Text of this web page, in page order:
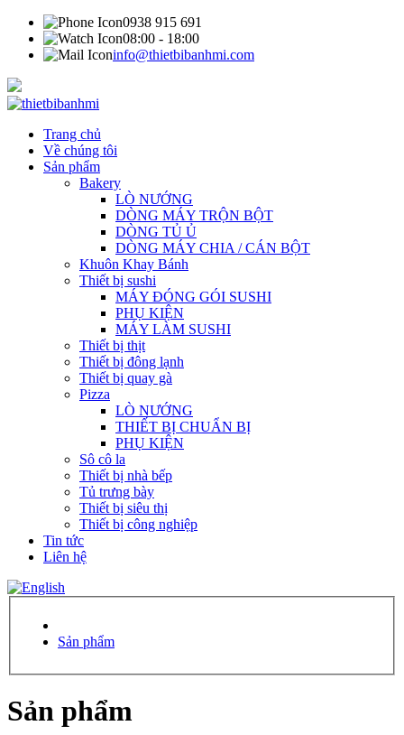
0938 915 691
08:00 - 18:00
info@thietbibanhmi.com
Trang chủ
Về chúng tôi
Sản phẩm
Bakery
LÒ NƯỚNG
DÒNG MÁY TRỘN BỘT
DÒNG TỦ Ủ
DÒNG MÁY CHIA / CÁN BỘT
Khuôn Khay Bánh
Thiết bị sushi
MÁY ĐÓNG GÓI SUSHI
PHỤ KIỆN
MÁY LÀM SUSHI
Thiết bị thịt
Thiết bị đông lạnh
Thiết bị quay gà
Pizza
LÒ NƯỚNG
THIẾT BỊ CHUẨN BỊ
PHỤ KIỆN
Sô cô la
Thiết bị nhà bếp
Tủ trưng bày
Thiết bị siêu thị
Thiết bị công nghiệp
Tin tức
Liên hệ
Sản phẩm
Sản phẩm